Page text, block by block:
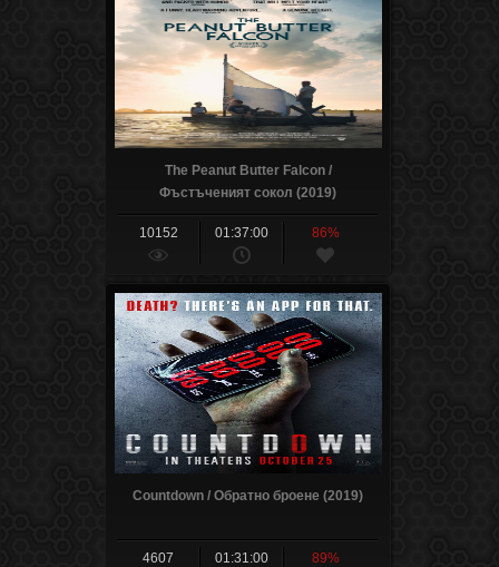
The Peanut Butter Falcon /
Фъстъченият сокол (2019)
10152 01:37:00 86%
Countdown / Обратно броене (2019)
4607 01:31:00 89%